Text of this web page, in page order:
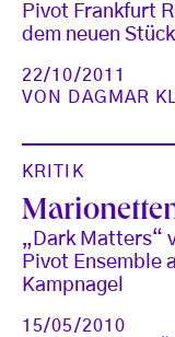
Pivot Frankfurt
dem neuen
22/10/2011
VON
DAGMAR
KRITIK
„Dark Matters“
Pivot Ensemble
Kampnagel
15/05/2010